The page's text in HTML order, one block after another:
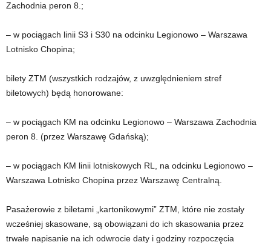
Zachodnia peron 8.;
– w pociągach linii S3 i S30 na odcinku Legionowo – Warszawa
Lotnisko Chopina;
bilety ZTM (wszystkich rodzajów, z uwzględnieniem stref
biletowych) będą honorowane:
– w pociągach KM na odcinku Legionowo – Warszawa Zachodnia
peron 8. (przez Warszawę Gdańską);
– w pociągach KM linii lotniskowych RL, na odcinku Legionowo –
Warszawa Lotnisko Chopina przez Warszawę Centralną.
Pasażerowie z biletami „kartonikowymi” ZTM, które nie zostały
wcześniej skasowane, są obowiązani do ich skasowania przez
trwałe napisanie na ich odwrocie daty i godziny rozpoczęcia